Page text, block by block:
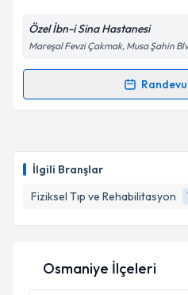
İlgili Branşlar
Fiziksel Tıp ve Rehabilitasyon
Özel İbn-i Sina Hastanesi
Mareşal Fevzi Çakmak, Musa Şahin
Randevu Takvimi
randevu almanız için bir
posta ile bilgilendireceğiz.
E-posta Adresiniz
Osmaniye İlçeleri